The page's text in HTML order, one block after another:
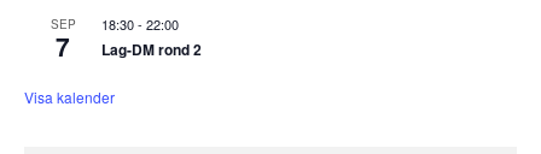
SEP
7
18:30- 22:00
Lag-DM rond 2
Visa kalender